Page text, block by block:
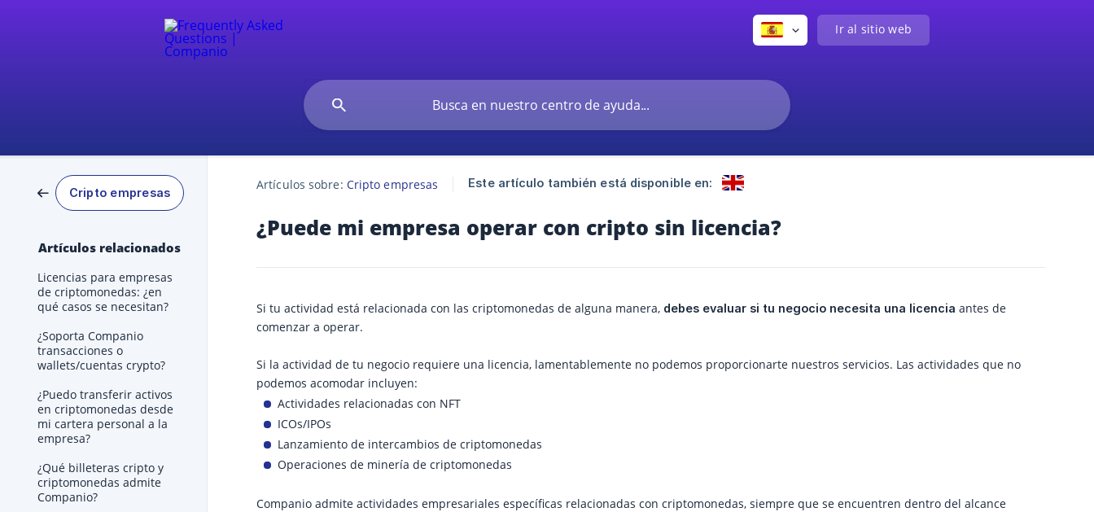
Ir al sitio web
Cripto empresas
Artículos relacionados
Licencias para empresas
de criptomonedas: ¿en
qué casos se necesitan?
¿Soporta Companio
transacciones o
wallets/cuentas crypto?
¿Puedo transferir activos
en criptomonedas desde
mi cartera personal a la
empresa?
¿Qué billeteras cripto y
criptomonedas admite
Companio?
Artículos sobre: Cripto empresas Este artículo también está disponible en:
¿Puede mi empresa operar con cripto sin licencia?
Si tu actividad está relacionada con las criptomonedas de alguna manera, debes evaluar si tu negocio necesita una licencia antes de
comenzar a operar.
Si la actividad de tu negocio requiere una licencia, lamentablemente no podemos proporcionarte nuestros servicios. Las actividades que no
podemos acomodar incluyen:
Actividades relacionadas con NFT
ICOs/IPOs
Lanzamiento de intercambios de criptomonedas
Operaciones de minería de criptomonedas
Companio admite actividades empresariales específicas relacionadas con criptomonedas, siempre que se encuentren dentro del alcance